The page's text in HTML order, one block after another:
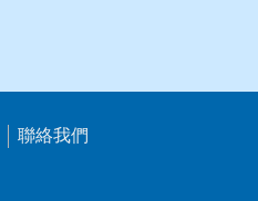
聯絡我們